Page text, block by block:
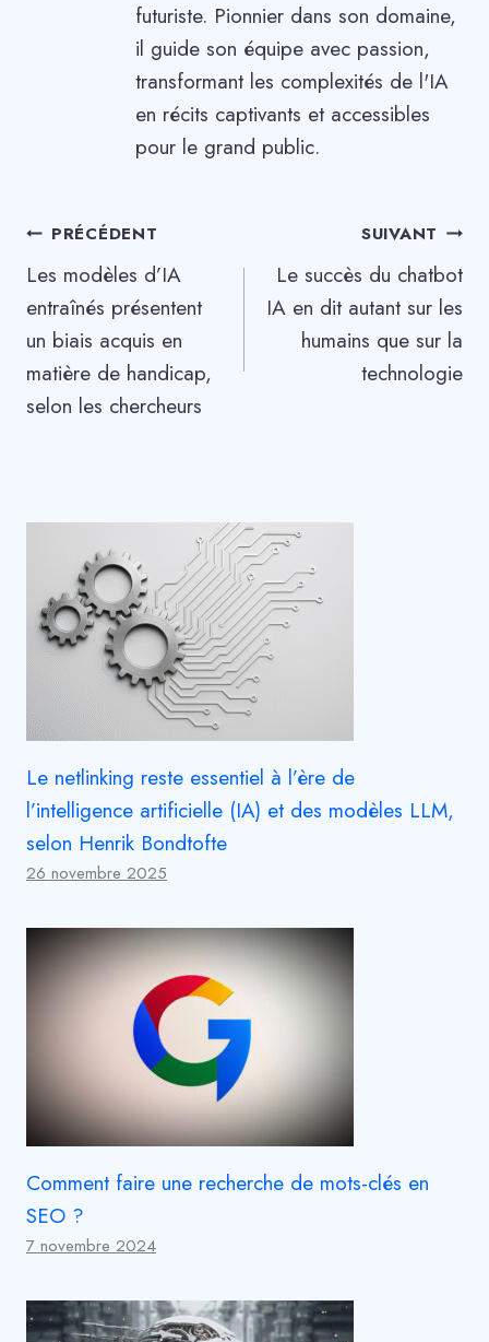
futuriste. Pionnier dans son domaine,
il guide son équipe avec passion,
transformant les complexités de l'IA
en récits captivants et accessibles
pour le grand public.
Navigation
de
l’article
PRÉCÉDENT
Les modèles d’IA
entraînés présentent
un biais acquis en
matière de handicap,
selon les chercheurs
SUIVANT
Le succès du chatbot
IA en dit autant sur les
humains que sur la
technologie
Le netlinking reste essentiel à l’ère de
l’intelligence artificielle (IA) et des modèles LLM,
selon Henrik Bondtofte
26 novembre 2025
Comment faire une recherche de mots-clés en
SEO ?
7 novembre 2024